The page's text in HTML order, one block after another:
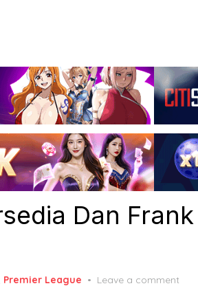
Dan Frank
Premier League Leave a comment